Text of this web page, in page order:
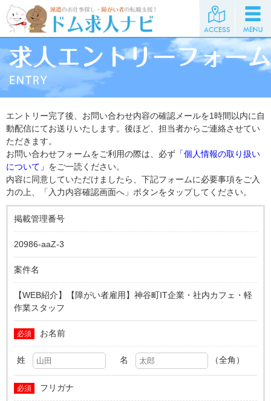
エントリー完了後、お問い合わせ内容の確認メールを1時間以内に自
動配信にてお送りいたします。後ほど、担当者からご連絡させてい
ただきます。
お問い合わせフォームをご利用の際は、必ず 「個人情報の取り扱い
について」 をご一読ください。
内容に同意していただけましたら、下記フォームに必要事項をご入
力の上、「入力内容確認画面へ」ボタンをタップしてください。
掲載管理番号
20986-aaZ-3
案件名
【WEB紹介】【障がい者雇用】神谷町IT企業・社内カフェ・軽
作業スタッフ
必須 お名前
姓 名 （全角）
必須 フリガナ